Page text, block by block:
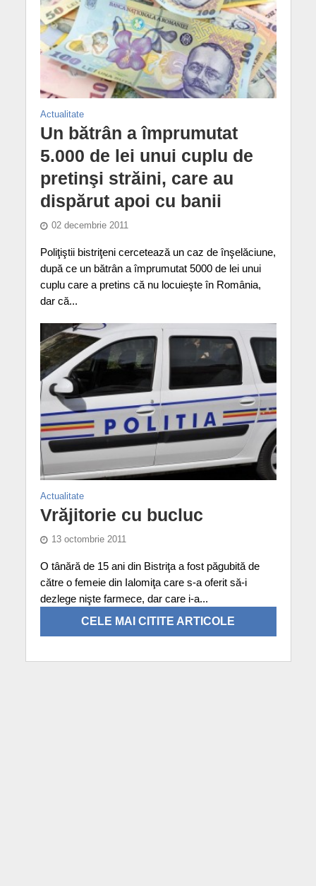
Actualitate
Un bătrân a împrumutat
5.000 de lei unui cuplu de
pretinşi străini, care au
dispărut apoi cu banii
02 decembrie 2011
Poliţiştii bistriţeni cercetează un caz de înşelăciune,
după ce un bătrân a împrumutat 5000 de lei unui
cuplu care a pretins că nu locuieşte în România,
dar că...
Actualitate
Vrăjitorie cu bucluc
13 octombrie 2011
O tânără de 15 ani din Bistriţa a fost păgubită de
către o femeie din Ialomiţa care s-a oferit să-i
dezlege nişte farmece, dar care i-a...
CELE MAI CITITE ARTICOLE